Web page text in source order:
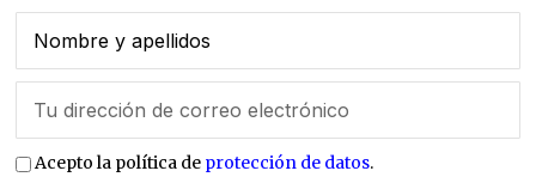
Acepto la política de protección de datos.